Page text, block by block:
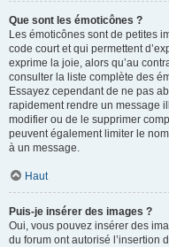
Que sont les émoticônes ?
Les émoticônes sont de petites
code court et qui permettent
exprime la joie, alors qu’au
consulter la liste complète des
Essayez cependant de ne pas
rapidement rendre un message
modifier ou de le supprimer
peuvent également limiter le
à un message.
Haut
Puis-je insérer des images ?
Oui, vous pouvez insérer des
du forum ont autorisé l’insertion